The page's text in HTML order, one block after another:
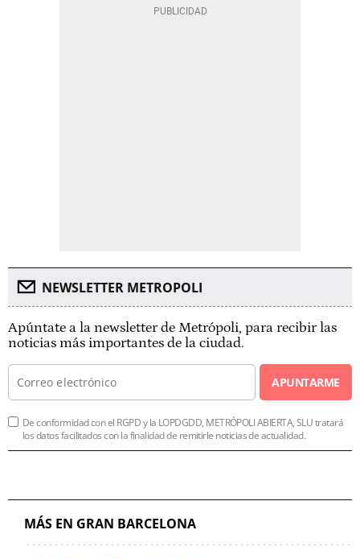
NEWSLETTER METROPOLI
Apúntate a la newsletter de Metrópoli, para recibir las
noticias más importantes de la ciudad.
APUNTARME
De conformidad con el RGPD y la LOPDGDD, METRÓPOLI ABIERTA, SLU tratará
los datos facilitados con la finalidad de remitirle noticias de actualidad.
MÁS EN GRAN BARCELONA